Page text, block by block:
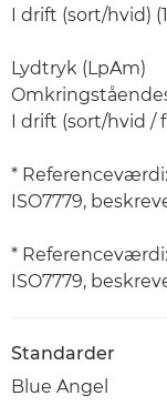
I drift (sort/hvid)
Lydtryk (LpAm)
I drift (sort/hvid /
*
ISO7779,
*
ISO7779,
Standarder
Blue Angel